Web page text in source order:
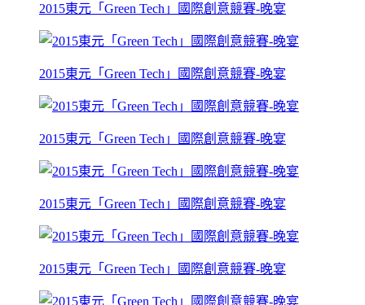
2015東元「Green Tech」國際創意競賽-晚宴
2015東元「Green Tech」國際創意競賽-晚宴
2015東元「Green Tech」國際創意競賽-晚宴
2015東元「Green Tech」國際創意競賽-晚宴
2015東元「Green Tech」國際創意競賽-晚宴